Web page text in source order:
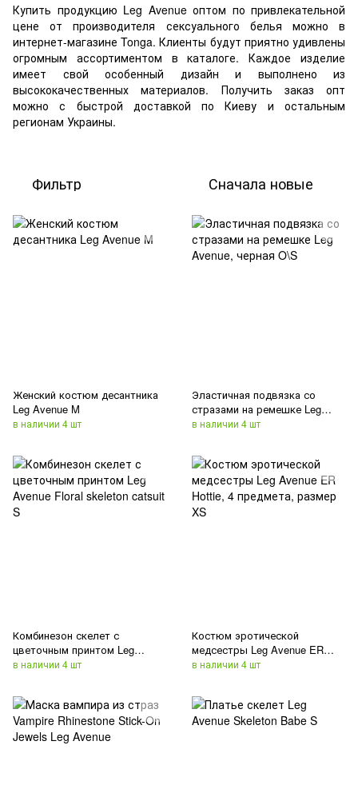
Купить продукцию Leg Avenue оптом по привлекательной
цене от производителя сексуального белья можно в
интернет-магазине Tonga. Клиенты будут приятно удивлены
огромным ассортиментом в каталоге. Каждое изделие
имеет свой особенный дизайн и выполнено из
высококачественных материалов. Получить заказ опт
можно с быстрой доставкой по Киеву и остальным
регионам Украины.
Фильтр Сначала новые
Женский костюм десантника
Leg Avenue M
в наличии 4 шт
Эластичная подвязка со
стразами на ремешке Leg
Avenue, черная O\S
в наличии 4 шт
Комбинезон скелет с
цветочным принтом Leg
Avenue Floral skeleton catsuit S
в наличии 4 шт
Костюм эротической
медсестры Leg Avenue ER
Hottie, 4 предмета, размер XS
в наличии 4 шт